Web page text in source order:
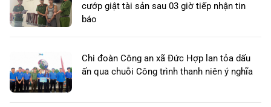
cướp giật tài sản sau 03 giờ tiếp nhận tin
báo
Chi đoàn Công an xã Đức Hợp lan tỏa dấu
ấn qua chuỗi Công trình thanh niên ý nghĩa